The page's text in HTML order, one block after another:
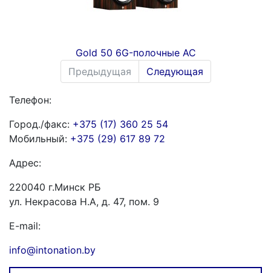
Gold 50 6G-полочные АС
Предыдущая
Следующая
Телефон:
Город./факс: +375 (17) 360 25 54
Мобильный: +375 (29) 617 89 72
Адрес:
220040 г.Минск РБ
ул. Некрасова Н.А, д. 47, пом. 9
E-mail:
info@intonation.by